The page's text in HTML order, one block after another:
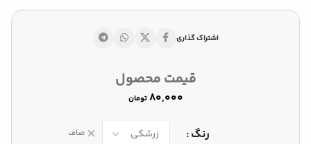
اشتراک گذاری
قیمت محصول
تومان
رنگ صاف